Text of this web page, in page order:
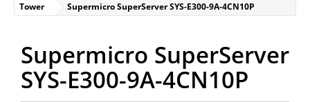
Tower
Supermicro SuperServer SYS-E300-9A-4CN10P
Supermicro SuperServer
SYS-E300-9A-4CN10P